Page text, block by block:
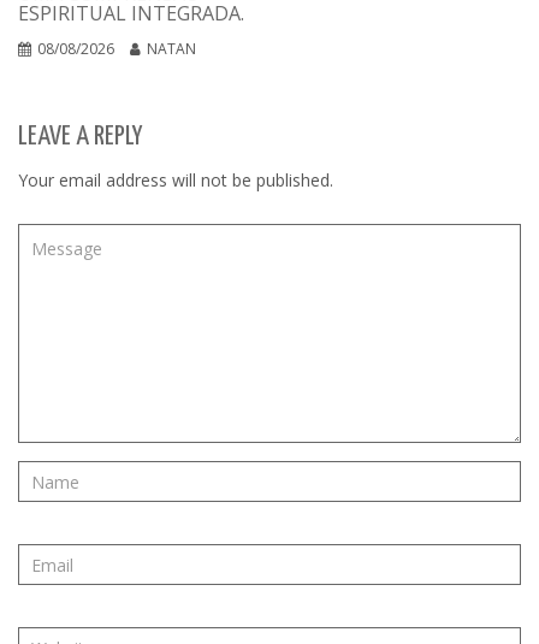
ESPIRITUAL INTEGRADA.
08/08/2026 NATAN
LEAVE A REPLY
Your email address will not be published.